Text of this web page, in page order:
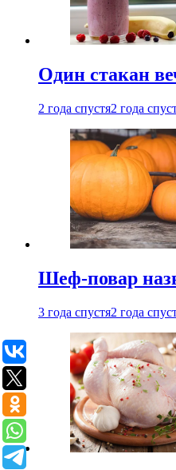
Один стакан
2 года спустя2 года
Шеф-повар
3 года спустя2 года